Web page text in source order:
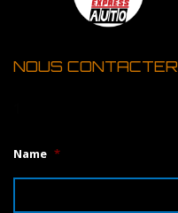
NOUS CONTACTER
Name *